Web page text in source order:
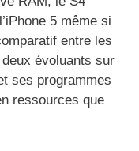
5 même si
entre les
évoluants sur
ses programmes
ressources que